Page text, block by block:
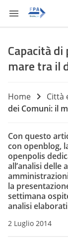
Capacità
mare tra il
Home Città
dei Comuni: il
Con questo
con openblog,
openpolis
all’analisi delle
la
settimana
analisi
2 Luglio 2014